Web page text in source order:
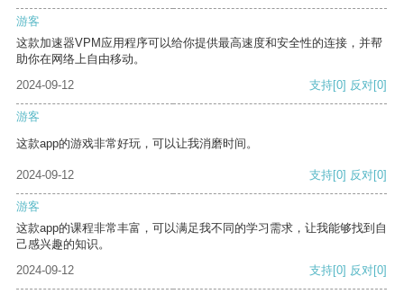
游客
这款加速器VPM应用程序可以给你提供最高速度和安全性的连接，并帮
助你在网络上自由移动。
2024-09-12
支持[0] 反对[0]
游客
这款app的游戏非常好玩，可以让我消磨时间。
2024-09-12 支持[0] 反对[0]
游客
这款app的课程非常丰富，可以满足我不同的学习需求，让我能够找到自
己感兴趣的知识。
2024-09-12
支持[0] 反对[0]